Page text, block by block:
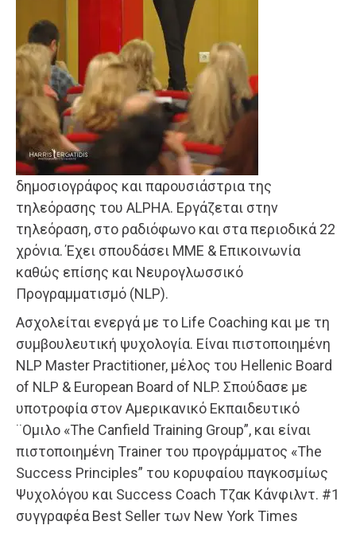
δημοσιογράφος και παρουσιάστρια της
τηλεόρασης του ALPHA. Εργάζεται στην
τηλεόραση, στο ραδιόφωνο και στα περιοδικά 22
χρόνια. Έχει σπουδάσει ΜΜΕ & Επικοινωνία
καθώς επίσης και Νευρογλωσσικό
Προγραμματισμό (NLP).
Ασχολείται ενεργά με το Life Coaching και με τη
συμβουλευτική ψυχολογία. Είναι πιστοποιημένη
NLP Master Practitioner, μέλος του Hellenic Board
of NLP & European Board of NLP. Σπούδασε με
υποτροφία στον Αμερικανικό Εκπαιδευτικό
¨Ομιλο «The Canfield Training Group”, και είναι
πιστοποιημένη Τrainer του προγράμματος «Τhe
Success Principles” του κορυφαίου παγκοσμίως
Ψυχολόγου και Success Coach Τζακ Κάνφιλντ. #1
συγγραφέα Best Seller των New York Times